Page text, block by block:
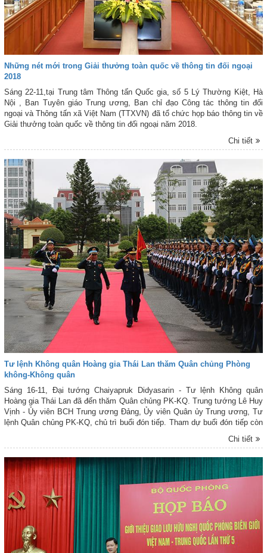
Những nét mới trong Giải thưởng toàn quốc về thông tin đối ngoại
2018
Sáng 22-11,tại Trung tâm Thông tấn Quốc gia, số 5 Lý Thường Kiệt, Hà
Nội , Ban Tuyên giáo Trung ương, Ban chỉ đạo Công tác thông tin đối
ngoại và Thông tấn xã Việt Nam (TTXVN) đã tổ chức họp báo thông tin về
Giải thưởng toàn quốc về thông tin đối ngoại năm 2018.
Chi tiết
Tư lệnh Không quân Hoàng gia Thái Lan thăm Quân chủng Phòng
không-Không quân
Sáng 16-11, Đại tướng Chaiyapruk Didyasarin - Tư lệnh Không quân
Hoàng gia Thái Lan đã đến thăm Quân chủng PK-KQ. Trung tướng Lê Huy
Vịnh - Ủy viên BCH Trung ương Đảng, Ủy viên Quân ủy Trung ương, Tư
lệnh Quân chủng PK-KQ, chủ trì buổi đón tiếp. Tham dự buổi đón tiếp còn
Chi tiết